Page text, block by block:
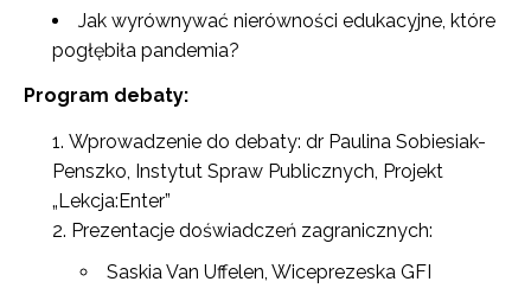
Jak wyrównywać nierówności edukacyjne, które
pogłębiła pandemia?
Program debaty:
Wprowadzenie do debaty: dr Paulina Sobiesiak-
Penszko, Instytut Spraw Publicznych, Projekt
„Lekcja:Enter”
Prezentacje doświadczeń zagranicznych:
Saskia Van Uffelen, Wiceprezeska GFI